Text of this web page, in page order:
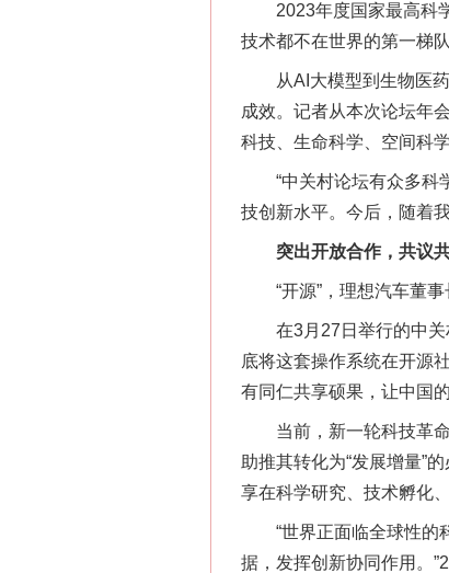
2023年度国家最高科学
技术都不在世界的第一梯
从AI大模型到生物医药
成效。记者从本次论坛年
科技、生命科学、空间科学
“中关村论坛有众多科学
技创新水平。今后，随着
突出开放合作，共议共
“开源”，理想汽车董事
在3月27日举行的中关村
底将这套操作系统在开源
有同仁共享硕果，让中国
当前，新一轮科技革命
助推其转化为“发展增量”
享在科学研究、技术孵化
“世界正面临全球性的科
据，发挥创新协同作用。